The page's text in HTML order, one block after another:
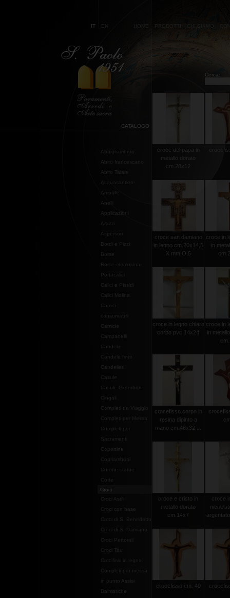
IT EN HOME PRODOTTI CHI SIAMO
Cerca:
CATALOGO
Abbigliamento
Abito francescano
Abito Talare
Acquasantiere
Ampolle
Anelli
Applicazioni
Arazzi
Aspersori
Bordi e Pizzi
Borse
Borse elemosina-
Portacalici
Calici e Pissidi
Calici Molina
Campanelli
Candele
Candele finte
Candelieri
Casule
Casule Pietrobon
Cingoli
Completi da Viaggio
Completi per Messa
Completi per
Sacramenti
Copertine
Copriamboni
Corone statue
Cotte
Croci
Croci Astili
Croci con base
Croci di S. Benedetto
Croci di S. Damiano
Croci Pettorali
Croci Tau
Crocifissi in legno
Completi per messa
in punto Assisi
Dalmatiche
croce del papa in
metallo dorato
cm.28x12
croce san damiano
in legno cm.20x14,5
X mm.O,5
croce in
in
croce in legno chiaro
corpo pvc 14x24
croce in
in
crocefisso corpo in
resina dipinto a
mano cm.48x32 ...
croce e cristo in
metallo dorato
cm.14x7
croce
crocefisso cm. 40